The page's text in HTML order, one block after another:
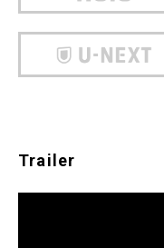
Trailer